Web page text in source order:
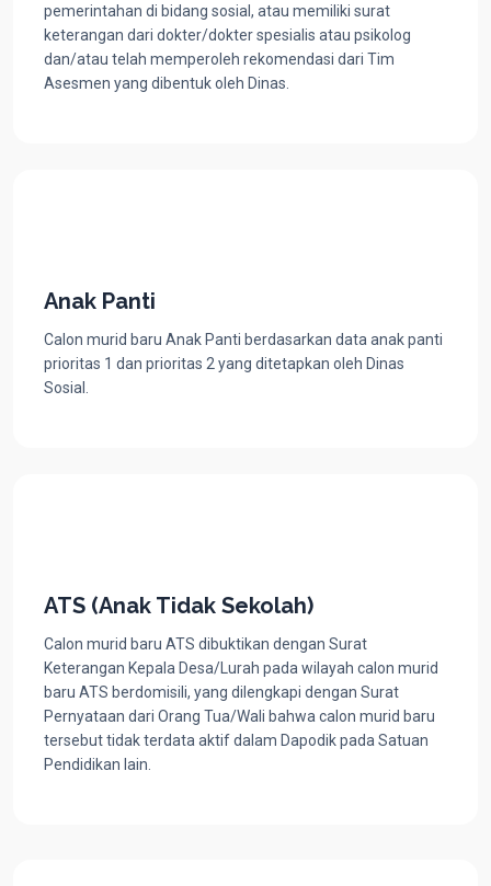
pemerintahan di bidang sosial, atau memiliki surat
keterangan dari dokter/dokter spesialis atau psikolog
dan/atau telah memperoleh rekomendasi dari Tim
Asesmen yang dibentuk oleh Dinas.
Anak Panti
Calon murid baru Anak Panti berdasarkan data anak panti
prioritas 1 dan prioritas 2 yang ditetapkan oleh Dinas
Sosial.
ATS (Anak Tidak Sekolah)
Calon murid baru ATS dibuktikan dengan Surat
Keterangan Kepala Desa/Lurah pada wilayah calon murid
baru ATS berdomisili, yang dilengkapi dengan Surat
Pernyataan dari Orang Tua/Wali bahwa calon murid baru
tersebut tidak terdata aktif dalam Dapodik pada Satuan
Pendidikan lain.